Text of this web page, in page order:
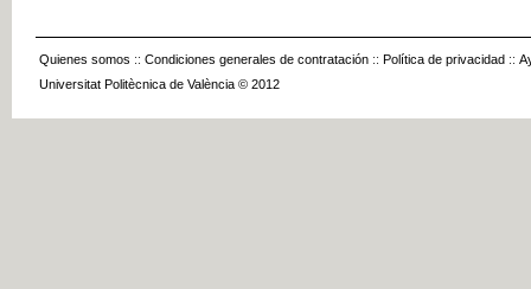
Quienes somos :: Condiciones generales de contratación :: Política de privacidad ::
Universitat Politècnica de València © 2012